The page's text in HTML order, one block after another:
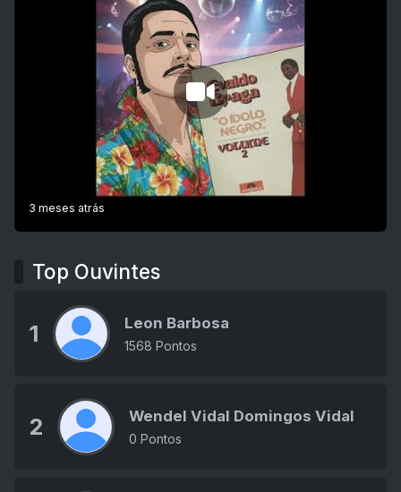
3 meses atrás
Top Ouvintes
1 Leon Barbosa
1568 Pontos
2 Wendel Vidal Domingos Vidal
0 Pontos